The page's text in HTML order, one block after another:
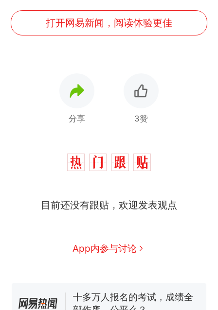
打开网易新闻，阅读体验更佳
分享 3赞
目前还没有跟贴，欢迎发表观点
App内参与讨论
因老师一句“跟我回家”改写了
眼了……
空调24小时开着反而更省电？
电力部门回应
已叫停招聘，成立调查组全面
十多万人报名的考试，成绩全